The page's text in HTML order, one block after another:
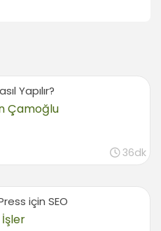
Yapılır?
Çamoğlu
36dk
için SEO
İşler